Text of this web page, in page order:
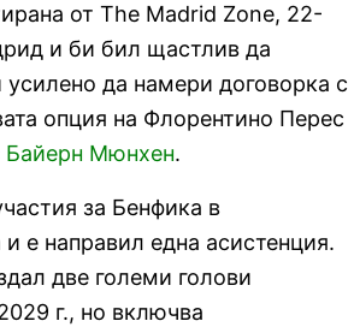
от The Madrid Zone, 22-
и би бил щастлив да
усилено да намери договорка с
опция на Флорентино Перес
Байерн Мюнхен.
за Бенфика в
е направил една асистенция.
две големи голови
г., но включва